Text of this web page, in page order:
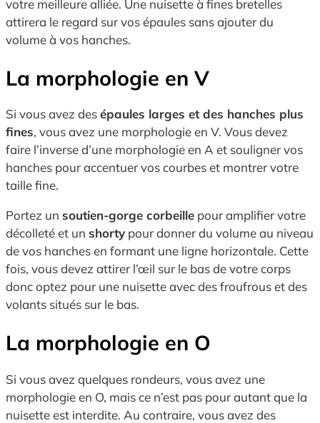
votre meilleure alliée. Une nuisette à fines bretelles
attirera le regard sur vos épaules sans ajouter du
volume à vos hanches.
La morphologie en V
Si vous avez desépaules larges et des hanches plus
fines, vous avez une morphologie en V. Vous devez
faire l’inverse d’une morphologie en A et souligner vos
hanches pour accentuer vos courbes et montrer votre
taille fine.
Portez un soutien-gorge corbeille pour amplifier votre
décolleté et un shorty pour donner du volume au niveau
de vos hanches en formant une ligne horizontale. Cette
fois, vous devez attirer l’œil sur le bas de votre corps
donc optez pour une nuisette avec des froufrous et des
volants situés sur le bas.
La morphologie en O
Si vous avez quelques rondeurs, vous avez une
morphologie en O, mais ce n’est pas pour autant que la
nuisette est interdite. Au contraire, vous avez des